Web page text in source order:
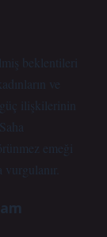
beklentileri
ve
ilişkilerinin
emeği
vurgulanır.